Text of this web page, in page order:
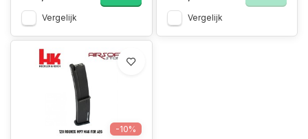
Vergelijk Vergelijk
-10%